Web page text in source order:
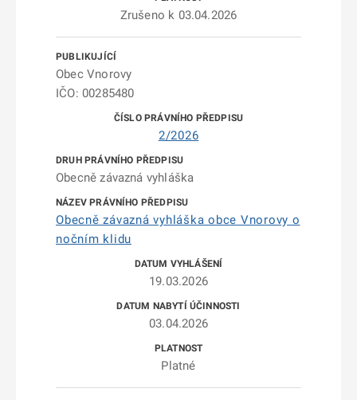
Zrušeno k 03.04.2026
Obec Vnorovy
IČO: 00285480
2/2026
Obecně závazná vyhláška
Obecně závazná vyhláška obce Vnorovy o
nočním klidu
19.03.2026
03.04.2026
Platné